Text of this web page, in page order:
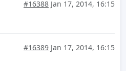
#16388 Jan 17, 2014, 16:15
#16389 Jan 17, 2014, 16:15